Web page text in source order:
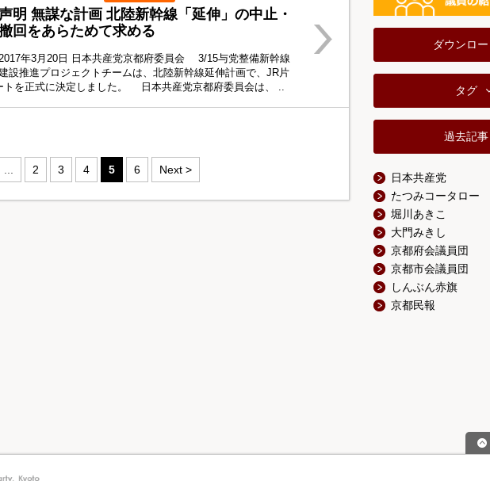
明 無謀な計画 北陸新幹線「延伸」の中止・
回をあらためて求める
年3月20日 日本共産党京都府委員会 3/15与党整備新幹線
設推進プロジェクトチームは、北陸新幹線延伸計画で、JR片
トを正式に決定しました。 日本共産党京都府委員会は、 ..
2 3 4 5 6 Next >
ダウンロー
タグ
過去記事
日本共産党
たつみコータロー
堀川あきこ
大門みきし
京都府会議員団
京都市会議員団
しんぶん赤旗
京都民報